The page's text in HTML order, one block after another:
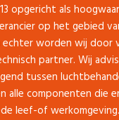
opgericht als
op het gebied
worden wij door
partner. Wij
tussen
alle componenten die
leef-of werkomgeving.